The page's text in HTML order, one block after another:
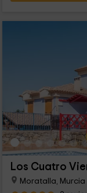
Los Cuatro
Moratalla, Murcia